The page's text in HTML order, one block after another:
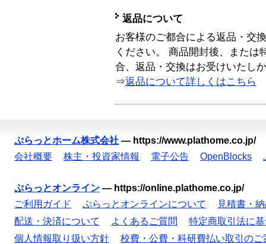
返品について
お客様のご都合による返品・交
ください。 商品開封後、または
合、返品・交換はお受けいたし
⇒返品について詳しくはこちら
ぷらっとホーム株式会社 — https://www.plathome.co.jp/
会社概要
株主・投資家情報 電子公告 OpenBlocks
ぷらっとオンライン — https://online.plathome.co.jp/
ご利用ガイド
ぷらっとオンラインについて
見積書・
配送・決済について
よくあるご質問
特定商取引法に
個人情報取り扱い方針
校費・公費・科研費払い取引のご